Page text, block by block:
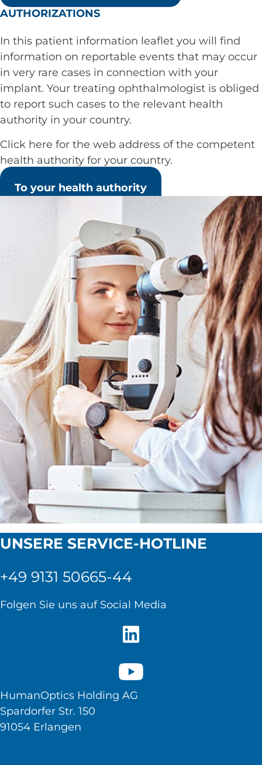
AUTHORIZATIONS
In this patient information leaflet you will find
information on reportable events that may occur
in very rare cases in connection with your
implant. Your treating ophthalmologist is obliged
to report such cases to the relevant health
authority in your country.
Click here for the web address of the competent
health authority for your country.
To your health authority
UNSERE SERVICE-HOTLINE
+49 9131 50665-44
Folgen Sie uns auf Social Media
HumanOptics Holding AG
Spardorfer Str. 150
91054 Erlangen